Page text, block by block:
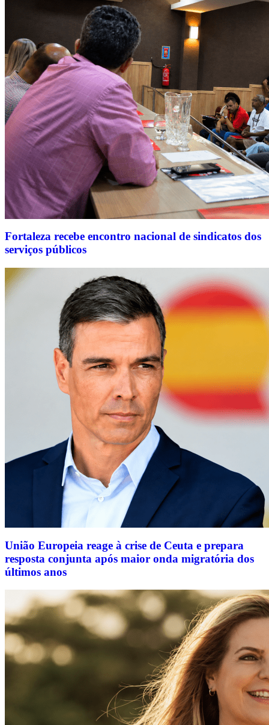
Fortaleza recebe encontro nacional de sindicatos dos
serviços públicos
União Europeia reage à crise de Ceuta e prepara
resposta conjunta após maior onda migratória dos
últimos anos